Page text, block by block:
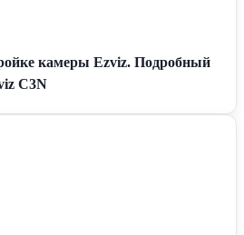
камеры Ezviz. Подробный
C3N